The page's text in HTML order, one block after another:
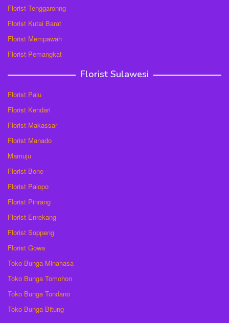
Florist Tenggaronng
Florist Kutai Barat
Florist Mempawah
Florist Pemangkat
Florist Sulawesi
Florist Palu
Florist Kendari
Florist Makassar
Florist Manado
Mamuju
Florist Bone
Florist Palopo
Florist Pinrang
Florist Enrekang
Florist Soppeng
Florist Gowa
Toko Bunga Minahasa
Toko Bunga Tomohon
Toko Bunga Tondano
Toko Bunga Bitung